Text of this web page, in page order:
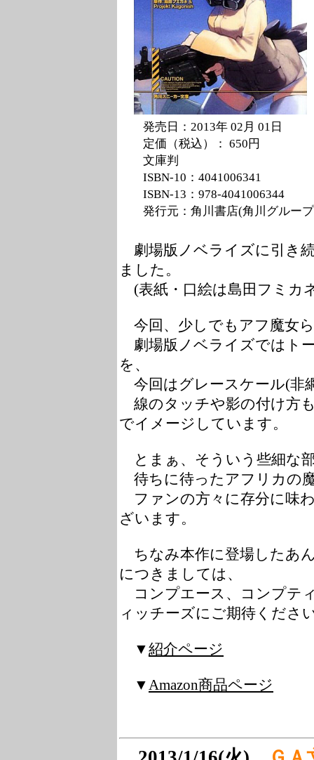
発売日：2013年 02月 01日
定価（税込）： 650円
文庫判
ISBN-10：4041006341
ISBN-13： 978-4041006344
発行元：角川書店(角川グループ
劇場版ノベライズに引き
ました。
(表紙・口絵は島田フミカ
今回、少しでもアフ魔女
劇場版ノベライズではト
を、
今回はグレースケール(非
線のタッチや影の付け方
でイメージしています。
とまぁ、そういう些細な
待ちに待ったアフリカの
ファンの方々に存分に味
ざいます。
ちなみ本作に登場したあ
につきましては、
コンプエース、コンプテ
ィッチーズにご期待くださ
▼紹介ページ
▼ Amazon商品ページ